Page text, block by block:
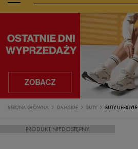
STRONA GŁÓWNA DAMSKIE BUTY BUTY LIFESTYLE
PRODUKT NIEDOSTĘPNY